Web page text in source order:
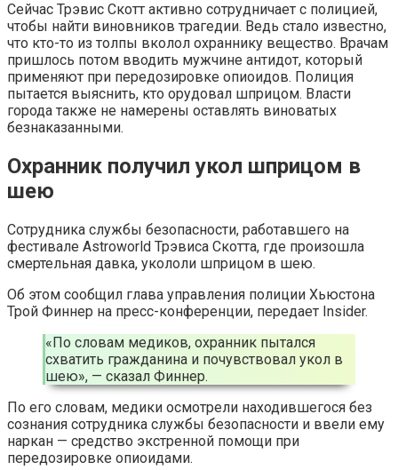
Сейчас Трэвис Скотт активно сотрудничает с полицией,
чтобы найти виновников трагедии. Ведь стало известно,
что кто-то из толпы вколол охраннику вещество. Врачам
пришлось потом вводить мужчине антидот, который
применяют при передозировке опиоидов. Полиция
пытается выяснить, кто орудовал шприцом. Власти
города также не намерены оставлять виноватых
безнаказанными.
Охранник получил укол шприцом в
шею
Сотрудника службы безопасности, работавшего на
фестивале Astroworld Трэвиса Скотта, где произошла
смертельная давка, укололи шприцом в шею.
Об этом сообщил глава управления полиции Хьюстона
Трой Финнер на пресс-конференции, передает Insider.
«По словам медиков, охранник пытался
схватить гражданина и почувствовал укол в
шею», — сказал Финнер.
По его словам, медики осмотрели находившегося без
сознания сотрудника службы безопасности и ввели ему
наркан — средство экстренной помощи при
передозировке опиоидами.